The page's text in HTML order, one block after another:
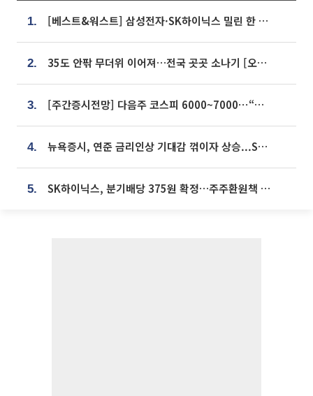
1. [베스트&워스트] 삼성전자·SK하이닉스 밀린 한 주…상상인증권은 85% 급등
2. 35도 안팎 무더위 이어져…전국 곳곳 소나기 [오늘 날씨]
3. [주간증시전망] 다음주 코스피 6000~7000⋯“外人 수급은 정책이 변수”
4. 뉴욕증시, 연준 금리인상 기대감 꺾이자 상승...S&P500 사상 최고치 [종합]
5. SK하이닉스, 분기배당 375원 확정…주주환원책 9월로 앞당겨 발표